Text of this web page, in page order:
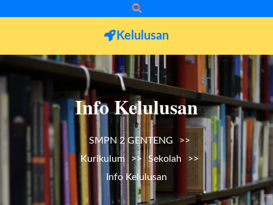
Kelulusan
Info Kelulusan
SMPN 2 GENTENG
>>
Kurikulum
>> Sekolah
>>
Info Kelulusan